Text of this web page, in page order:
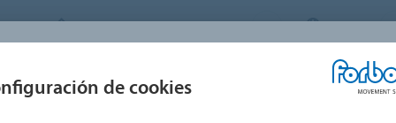
FORBO MOVEMENT SYSTEMS CHILE
PRODUCTOS
INDUSTRIAS Y
APLICACIONES
de cookies